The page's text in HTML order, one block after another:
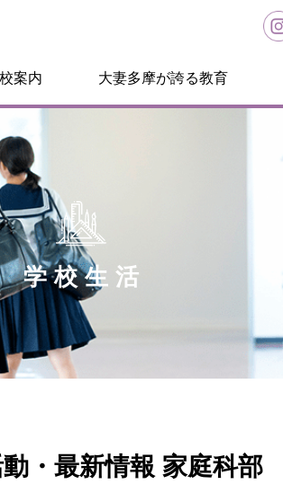
案内 大妻多摩が誇る教育
学校生活
・最新情報 家庭科部